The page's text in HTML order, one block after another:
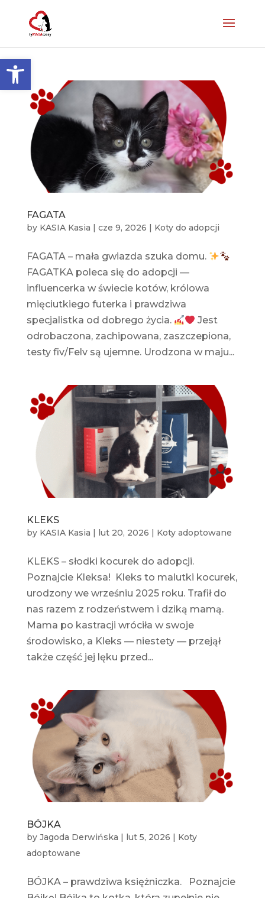
Otwórz pasek narzędzi
FAGATA
by KASIA Kasia cze 9, 2026 Koty do adopcji
FAGATA – mała gwiazda szuka domu.
FAGATKA poleca się do adopcji —
influencerka w świecie kotów, królowa
mięciutkiego futerka i prawdziwa
specjalistka od dobrego życia.
Jest
odrobaczona, zachipowana, zaszczepiona,
testy fiv/Felv są ujemne. Urodzona w maju...
KLEKS
by KASIA Kasia | lut 20, 2026 | Koty adoptowane
KLEKS – słodki kocurek do adopcji.
Poznajcie Kleksa! Kleks to malutki kocurek,
urodzony we wrześniu 2025 roku. Trafił do
nas razem z rodzeństwem i dziką mamą.
Mama po kastracji wróciła w swoje
środowisko, a Kleks — niestety — przejął
także część jej lęku przed...
BÓJKA
by Jagoda Derwińska | lut 5, 2026 | Koty
adoptowane
BÓJKA – prawdziwa księżniczka. Poznajcie